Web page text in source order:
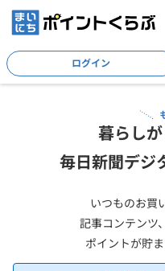
ログイン
暮らしが
毎日新聞デジ
いつものお買
記事コンテンツ
ポイントが貯